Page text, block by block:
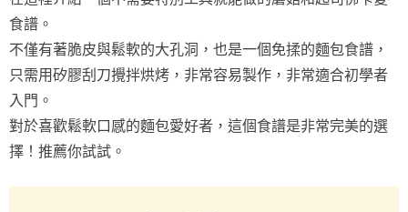
食譜。
不僅有著脆皮與鬆軟的大孔洞，也是一個免揉的麵包食譜，
只需用矽膠刮刀攪拌烘烤，非常容易製作，非常適合初學者
入門。
對於喜歡鬆軟口感的麵包愛好者，這個食譜是非常完美的選
擇！推薦你試試。